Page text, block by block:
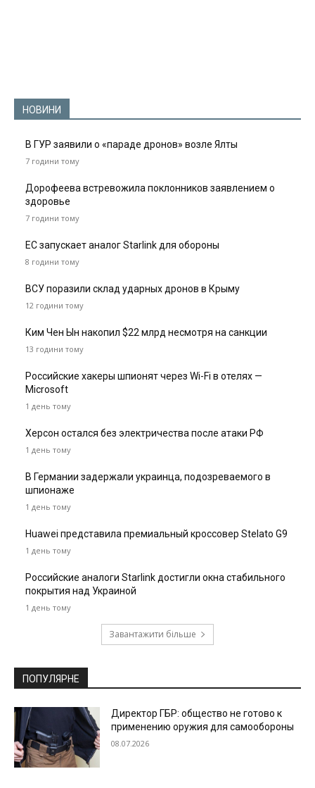
НОВИНИ
В ГУР заявили о «параде дронов» возле Ялты
7 години тому
Дорофеева встревожила поклонников заявлением о
здоровье
7 години тому
ЕС запускает аналог Starlink для обороны
8 години тому
ВСУ поразили склад ударных дронов в Крыму
12 години тому
Ким Чен Ын накопил $22 млрд несмотря на санкции
13 години тому
Российские хакеры шпионят через Wi-Fi в отелях —
Microsoft
1 день тому
Херсон остался без электричества после атаки РФ
1 день тому
В Германии задержали украинца, подозреваемого в
шпионаже
1 день тому
Huawei представила премиальный кроссовер Stelato G9
1 день тому
Российские аналоги Starlink достигли окна стабильного
покрытия над Украиной
1 день тому
Завантажити більше
ПОПУЛЯРНЕ
Директор ГБР: общество не готово к
применению оружия для самообороны
08.07.2026